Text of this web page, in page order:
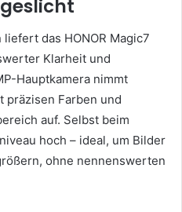
das HONOR Magic7
Klarheit und
Hauptkamera nimmt
präzisen Farben und
auf. Selbst beim
hoch – ideal, um Bilder
ohne nennenswerten